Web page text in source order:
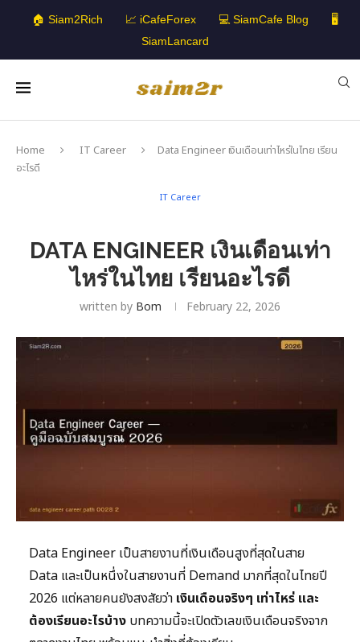
🏠 Siam2Rich 📈 iCafeForex 💻 SiamCafe Blog
🖥️
SiamLancard
Home IT Career
Data Engineer เงินเดือนเท่าไหร่ในไทย เรียน
อะไรดี
IT Career
DATA ENGINEER เงินเดือนเท่า
ไหร่ในไทย เรียนอะไรดี
written by Bom February 22, 2026
Data Engineer เป็นสายงานที่เงินเดือนสูงที่สุดในสาย
Data และเป็นหนึ่งในสายงานที่ Demand มากที่สุดในไทยปี
2026 แต่หลายคนยังสงสัยว่า เงินเดือนจริงๆ เท่าไหร่ และ
ต้องเรียนอะไรบ้าง บทความนี้จะเปิดตัวเลขเงินเดือนจริงจาก